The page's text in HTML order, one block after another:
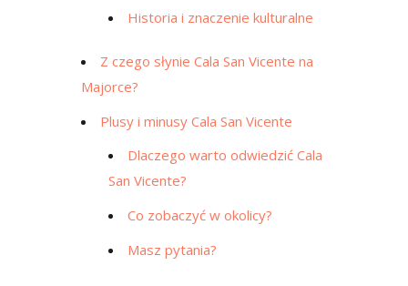
Historia i znaczenie kulturalne
Z czego słynie Cala San Vicente na
Majorce?
Plusy i minusy Cala San Vicente
Dlaczego warto odwiedzić Cala
San Vicente?
Co zobaczyć w okolicy?
Masz pytania?